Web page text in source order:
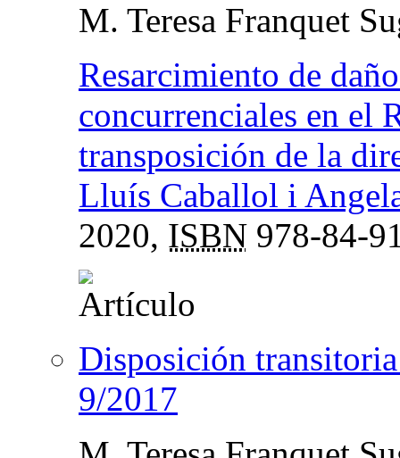
M. Teresa Franquet
Resarcimiento de
concurrenciales en el
transposición de la
Lluís Caballol i
2020, ISBN 978-84-
Disposición
9/2017